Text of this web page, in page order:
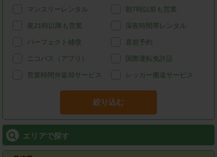
マンスリーレンタル 朝7時以前も営業
夜21時以降も営業 深夜時間帯レンタル
パーフェクト補償 直前予約
ニコパス（アプリ） 国際運転免許証
営業時間外返却サービス レッカー搬送サービス
絞り込む
エリアで探す